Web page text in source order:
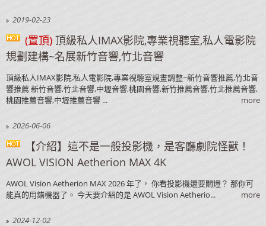
2019-02-23
(置頂) 頂級私人IMAX影院,專業視聽室,私人電影院
規劃建構~名展新竹音響,竹北音響
頂級私人IMAX影院,私人電影院,專業視聽室規畫調整~新竹音響推薦,竹北音
響推薦 新竹音響,竹北音響,中壢音響,桃園音響,新竹推薦音響,竹北推薦音響,
桃園推薦音響,中壢推薦音響 ...
more
2026-06-06
【介紹】這不是一般投影機，是客廳劇院怪獸！
AWOL VISION Aetherion MAX 4K
AWOL Vision Aetherion MAX 2026 年了， 你看投影機還要關燈？ 那你可
能真的用錯機器了。 今天要介紹的是 AWOL Vision Aetherio...
more
2024-12-02